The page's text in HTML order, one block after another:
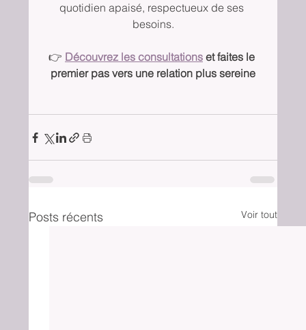
quotidien apaisé, respectueux de ses
besoins.
👉 Découvrez les consultations et faites le
premier pas vers une relation plus sereine
Posts récents Voir tout